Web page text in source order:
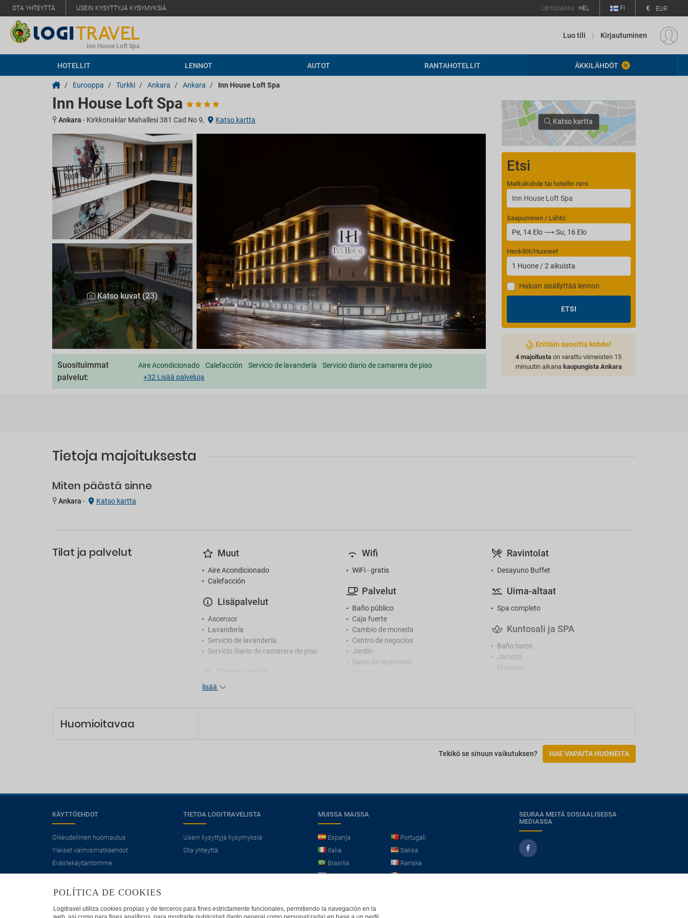
OTA YHTEYTTÄ USEIN KYSYTTYJÄ KYSYMYKSIÄ Lähtöpaikka HEL FI € EUR
Inn House Loft Spa
Luo tili | Kirjautuminen
HOTELLIT LENNOT AUTOT RANTAHOTELLIT ÄKKILÄHDÖT
/ Eurooppa / Turkki / Ankara / Ankara / Inn House Loft Spa
Inn House Loft Spa
Ankara - Kirkkonaklar Mahallesi 381 Cad No 9, Katso kartta
Katso kuvat (23)
Suosituimmat
palvelut:
Aire Acondicionado Calefacción Servicio de lavandería
Servicio diario de camarera de piso
+32 Lisää palveluja
Katso kartta
Etsi
Matkakohde tai hotellin nimi
Saapuminen / Lähtö:
Henkilöt/Huoneet
1 Huone /2 aikuista
Haluan sisällyttää lennon
ETSI
Erittäin suosittu kohde!
4 majoitusta on varattu viimeisten 15
minuutin aikanakaupungista Ankara
Tietoja majoituksesta
Miten päästä sinne
Ankara - Katso kartta
Tilat ja palvelut Muut
Aire Acondicionado
Calefacción
Lisäpalvelut
Ascensor
Lavandería
Servicio de lavandería
Servicio diario de camarera de piso
Recepción 24 horas
Pysäköinti
Gratis cerca del hotel
Wifi
WiFi - gratis
Palvelut
Baño público
Caja fuerte
Cambio de moneda
Centro de negocios
Jardín
Salas de reuniones
Ravintolat
Desayuno Buffet
Uima-altaat
Spa completo
Kuntosali ja SPA
Baño turco
Jacuzzi
Masajes
Esteettömyys
Habitación accesible
lisää
Huomioitavaa
Tekikö se sinuun vaikutuksen? HAE VAPAITA HUONEITA
KÄYTTÖEHDOT
Oikeudellinen huomautus
Yleiset valmismatkaehdot
Evästekäytäntömme
TIETOA LOGITRAVELISTA
Usein kysyttyjä kysymyksiä
Ota yhteyttä
MUISSA MAISSA
Espanja
Portugali
Italia
Saksa
Brasilia
Ranska
Iso-Britannia
Mexico
SEURAA MEITÄ SOSIAALISESSA
MEDIASSA
POLÍTICA DE COOKIES
Logitravel utiliza cookies propias y de terceros para fines estrictamente funcionales, permitiendo la navegación en la